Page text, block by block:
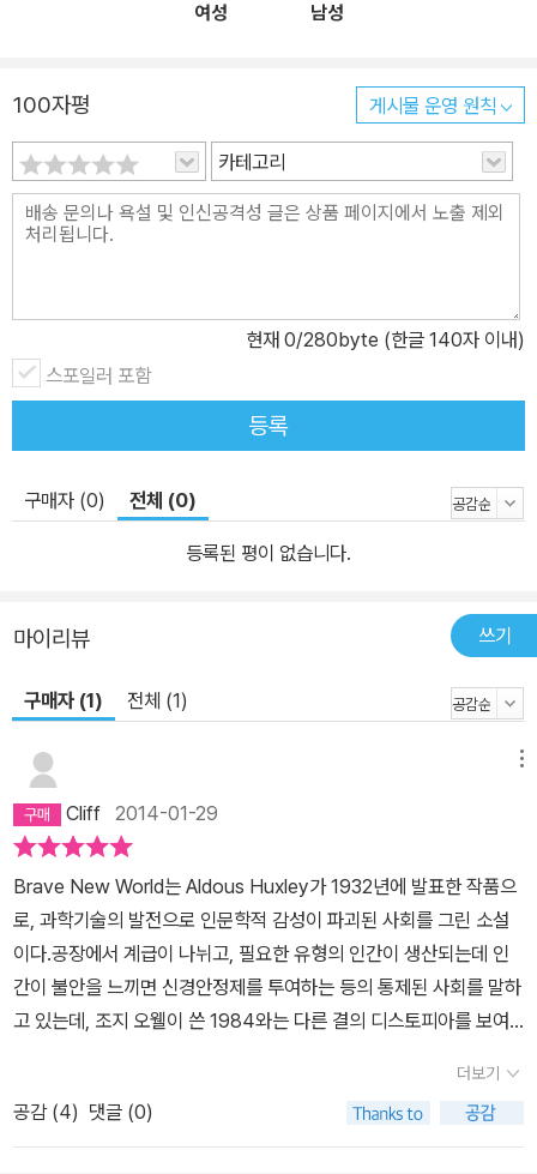
여성
남성
100자평 게시물 운영 원칙
카테고리
현재 0/280byte (한글 140자 이내)
스포일러 포함
등록
구매자 (0) 전체 (0)
등록된 평이 없습니다.
마이리뷰 쓰기
구매자 (1) 전체 (1)
Cliff 2014-01-29
Brave New World는 Aldous Huxley가 1932년에 발표한 작품으
로, 과학기술의 발전으로 인문학적 감성이 파괴된 사회를 그린 소설
이다.공장에서 계급이 나뉘고, 필요한 유형의 인간이 생산되는데 인
간이 불안을 느끼면 신경안정제를 투여하는 등의 통제된 사회를 말하
고 있는데, 조지 오웰이 쓴 1984와는 다른 결의 디스토피아를 보여
자유를 억압하고, 대중을 지배한다면 Brave New World는 고도로
발달된 과학기술을 이용하여 이를 바탕으로 인문학을 억압하고, 비이
성적인 인간들로 세계를 꾸려나간다.공학을 전공하고 있는 나로서는
더보기
공감 (4) 댓글 (0)